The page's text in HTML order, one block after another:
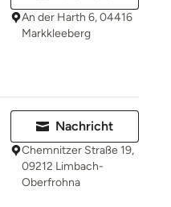
An der Harth 6, 04416
Markkleeberg
Nachricht
Chemnitzer Straße 19,
09212 Limbach-
Oberfrohna